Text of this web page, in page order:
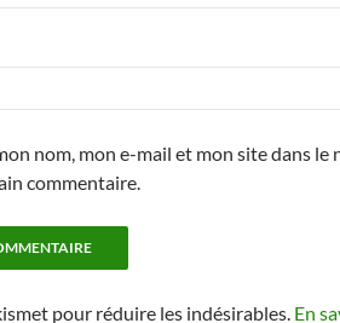
nom, mon e-mail et mon site dans le
commentaire.
pour réduire les indésirables. En